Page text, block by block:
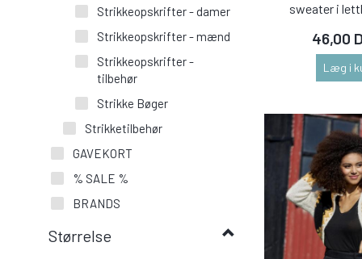
Strikkeopskrifter - damer
Strikkeopskrifter - mænd
Strikkeopskrifter -
tilbehør
Strikke Bøger
Strikketilbehør
GAVEKORT
% SALE %
BRANDS
Størrelse
sweater i
46,00
Læg i